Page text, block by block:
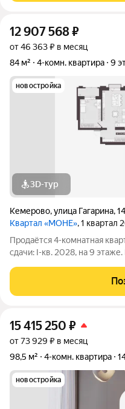
12 907 568₽
от 46 363 ₽ в месяц
84 м²
4-комн. квартира 9
новостройка
3D-тур
Кемерово,улица Гагарина,
Квартал «МОНЕ», 1 квартал
Продаётся 4-комнатная
сдачи: I-кв. 2028, на 9
реализован жилой квартал
будет осуществляться в 4
15 415 250 ₽
от 73 929 ₽ в месяц
98,5 м²
4-комн. квартира
новостройка